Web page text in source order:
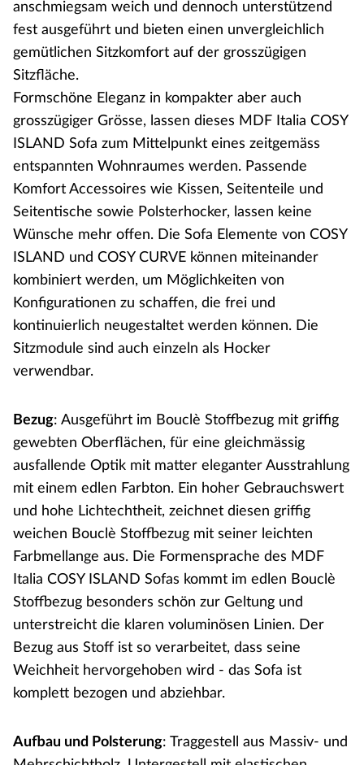
anschmiegsam weich und dennoch unterstützend
fest ausgeführt und bieten einen unvergleichlich
gemütlichen Sitzkomfort auf der grosszügigen
Sitzfläche.
Formschöne Eleganz in kompakter aber auch
grosszügiger Grösse, lassen dieses MDF Italia COSY
ISLAND Sofa zum Mittelpunkt eines zeitgemäss
entspannten Wohnraumes werden. Passende
Komfort Accessoires wie Kissen, Seitenteile und
Seitentische sowie Polsterhocker, lassen keine
Wünsche mehr offen. Die Sofa Elemente von COSY
ISLAND und COSY CURVE können miteinander
kombiniert werden, um Möglichkeiten von
Konfigurationen zu schaffen, die frei und
kontinuierlich neugestaltet werden können. Die
Sitzmodule sind auch einzeln als Hocker
verwendbar.
Bezug: Ausgeführt im Bouclè Stoffbezug mit griffig
gewebten Oberflächen, für eine gleichmässig
ausfallende Optik mit matter eleganter Ausstrahlung
mit einem edlen Farbton. Ein hoher Gebrauchswert
und hohe Lichtechtheit, zeichnet diesen griffig
weichen Bouclè Stoffbezug mit seiner leichten
Farbmellange aus. Die Formensprache des MDF
Italia COSY ISLAND Sofas kommt im edlen Bouclè
Stoffbezug besonders schön zur Geltung und
unterstreicht die klaren voluminösen Linien. Der
Bezug aus Stoff ist so verarbeitet, dass seine
Weichheit hervorgehoben wird - das Sofa ist
komplett bezogen und abziehbar.
Aufbau und Polsterung: Traggestell aus Massiv- und